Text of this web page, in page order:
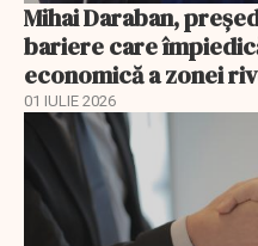
Mihai Daraban,
bariere care
economică a zonei
01 IULIE 2026